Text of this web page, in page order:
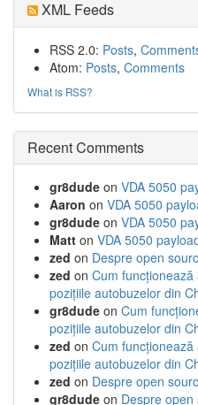
XML Feeds
RSS 2.0: Posts,
Atom: Posts, Comments
What is RSS?
Recent Comments
gr8dude on VDA 5050
Aaron on VDA 5050
gr8dude on VDA 5050
Matt on VDA 5050
zed on Despre open
zed on Cum
pozițiile autobuzelor din
gr8dude on Cum
pozițiile autobuzelor din
zed on Cum
pozițiile autobuzelor din
zed on Despre open
gr8dude on Despre